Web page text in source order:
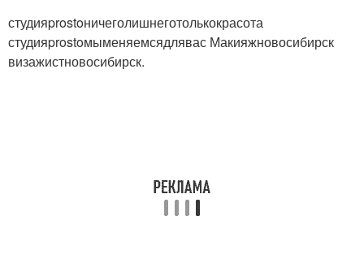
студияprostoничеголишнеготолькокрасота
студияprostoмыменяемсядлявас Макияжновосибирск
визажистновосибирск.